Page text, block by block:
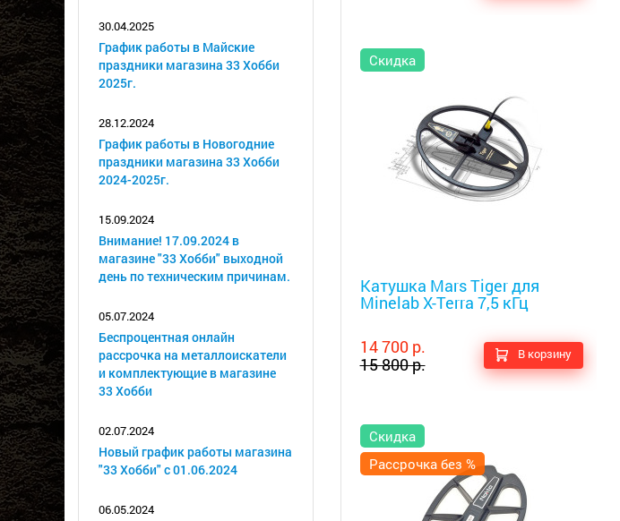
30.04.2025
График работы в Майские
праздники магазина 33 Хобби
2025г.
28.12.2024
График работы в Новогодние
праздники магазина 33 Хобби
2024-2025г.
15.09.2024
Внимание! 17.09.2024 в
магазине "33 Хобби" выходной
день по техническим причинам.
05.07.2024
Беспроцентная онлайн
рассрочка на металлоискатели
и комплектующие в магазине
33 Хобби
02.07.2024
Новый график работы магазина
"33 Хобби" с 01.06.2024
06.05.2024
Скидка
Катушка Mars Tiger для
Minelab X-Terra 7,5 кГц
14 700 р.
15 800 р.
В корзину
Скидка
Рассрочка без %